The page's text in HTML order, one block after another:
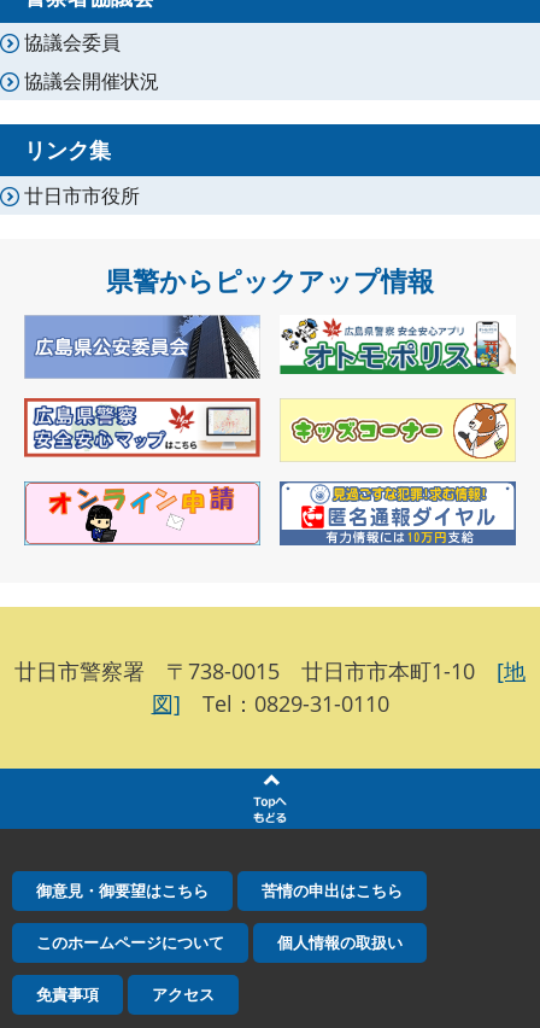
協議会委員
協議会開催状況
リンク集
廿日市市役所
県警からピックアップ情報
廿日市警察署 〒738-0015 廿日市市本町1-10 [地
図] Tel：0829-31-0110
御意見・御要望はこちら 苦情の申出はこちら
このホームページについて 個人情報の取扱い
免責事項 アクセス